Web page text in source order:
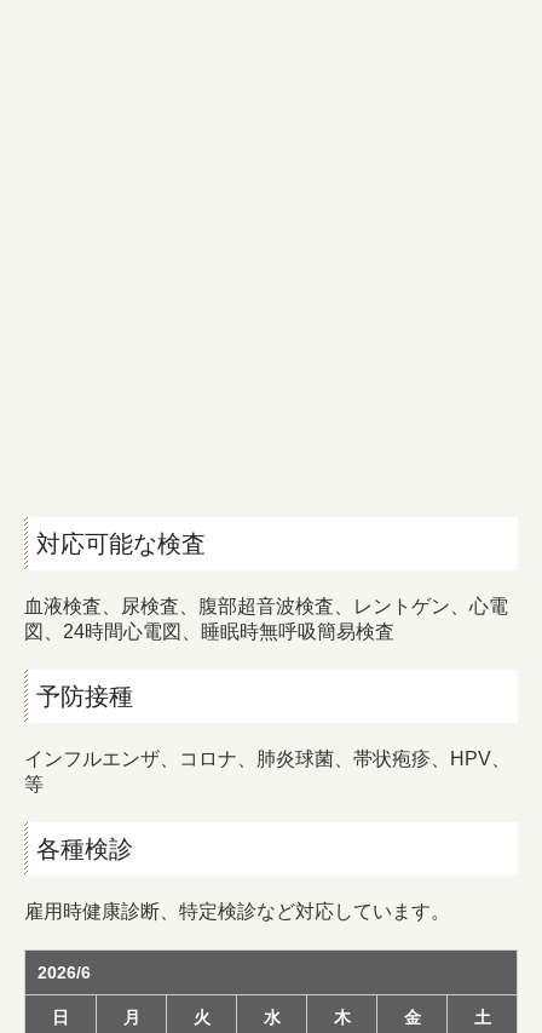
対応可能な検査
血液検査、尿検査、腹部超音波検査、レントゲン、心電
図、24時間心電図、睡眠時無呼吸簡易検査
予防接種
インフルエンザ、コロナ、肺炎球菌、帯状疱疹、HPV、
等
各種検診
雇用時健康診断、特定検診など対応しています。
2026/6
日 月 火 水 木 金
土